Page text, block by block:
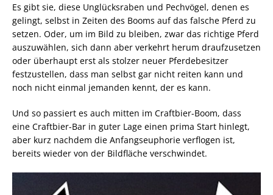
Es gibt sie, diese Unglücksraben und Pechvögel, denen es
gelingt, selbst in Zeiten des Booms auf das falsche Pferd zu
setzen. Oder, um im Bild zu bleiben, zwar das richtige Pferd
auszuwählen, sich dann aber verkehrt herum draufzusetzen
oder überhaupt erst als stolzer neuer Pferdebesitzer
festzustellen, dass man selbst gar nicht reiten kann und
noch nicht einmal jemanden kennt, der es kann.
Und so passiert es auch mitten im Craftbier-Boom, dass
eine Craftbier-Bar in guter Lage einen prima Start hinlegt,
aber kurz nachdem die Anfangseuphorie verflogen ist,
bereits wieder von der Bildfläche verschwindet.